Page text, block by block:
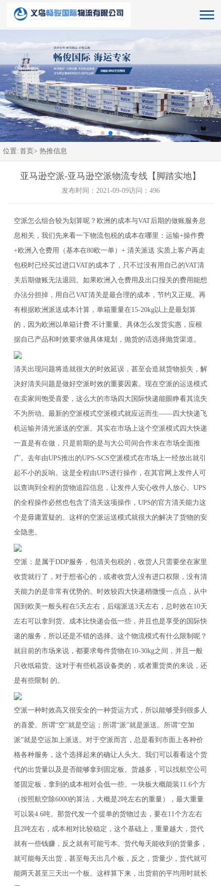
位置: 首页> 热推信息
亚马逊空派-亚马逊空派物流专线【脚踏实地】
发布时间：2021-09-09访问：496
空派怎么组合较为划算呢？欧洲的成本与VAT后期的做账服务息
息相关，我们先来看一下物流包税的成本在哪里：运输+操作费
+欧洲入仓费用（基本在80欧一单）+ 清关派送 实质上客户再走
包税时已经买过进口VAT的成本了，只不过没有用自己的VAT清
关后期做账无法退回。如果欧洲入仓费用及出口报关的费用能想
办法分担掉，用自己VAT清关是最合理的成本，节约又正规。再
有根据欧洲派送成本计算，单箱重量在15-20kg以上是最划算
的，因为欧洲以单箱计费 不计重量。具体怎么发货实惠，应根
据自己产品和时效要求做具体规划，抛货的话选择抛货渠道。
清关出现问题将造就很大的时效延误，甚至会造就货物损失，解
决好清关问题是做好空派时效的重要因素。现在空派的运送模式
在卖家间饱受喜爱，这么大的市场四大国际快递能眼睁看其流失
不为所动。最新的空派模式空派模式就应运而生——四大快递飞
机运输并清光派送的空派。其实在市场上这个空派模式四大快递
一直是有在做，只是前期的是与大公司间合作未在市场全面推
广。去年由UPS推出的UPS-SCS空派模式在市场上一经放出就引
起不小的反响。这是全程由UPS进行操作，在其官网上发件人可
以查询到全程的货物追踪信息，让发件人安心收件人放心。UPS
的全程操作必然也包含了清关这项操作，UPS的官方清关能力这
个是毋庸置疑的。这样的空派运送模式就很大的解决了货物的安
全隐患。
空派：是属于DDP服务，包清关包税的，收货人只需要坐在家里
收货就行了，对于想省心的，或者收货人没有进口权限，没有清
关能力的是非常有优势的。时效较四大快递稍微慢一点点，从中
国到欧美一般头程在5天左右，后端派送3天左右，总时效在10天
左右可以拿到货。成本比快递会低一些，并且也是享受的国际快
递的服务，所以还是不错的选择。这个物流模式有什么限制呢？
就目前的市场来说，都要求每件货物在10-30kg之间，并且一般
只收纸箱货。这对于有些机器设备类的，或者重货类的来说，还
是有些限制 的。
空派一种时效高又很安全的一种货运方式，所以能够受到很多人
的喜爱。所谓“空”就是空运；所谓“派”就是派送。所谓“空加
派”就是空运加上派送。对于空派而言，总是看到市面上各种价
格各种服务，这个选择起来的确让人头大。我们可以看看这个货
代的出货量以及是否能够拿到固定板。货越多，可以找航空公司
签固定板，拿到的成本相对会低一些。一块板大概能装11.6个方
（按照航空除6000的算法，大概是2吨左右的重量），最大重量
可以装4.6吨。那货代发一个提单的货物过去，要在11个方左右
且2吨左右，成本相对比较稳定，这个基础上，重量越大，货代
就有一些钱赚，反之就有可能亏本。货代每天能收到的货量多，
就可能每天出货，甚至每天出几个板，反之，货量少，货代就可
能两天甚至三天出一个板。这样算下来，出货前的平均用时就长